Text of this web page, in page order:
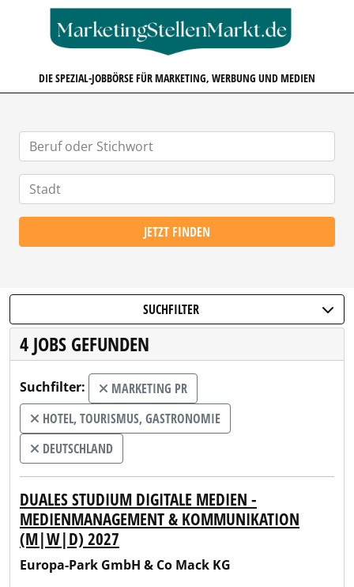
DIE SPEZIAL-JOBBÖRSE FÜR MARKETING, WERBUNG UND MEDIEN
JETZT FINDEN
SUCHFILTER
4 JOBS GEFUNDEN
Suchfilter:
MARKETING PR
HOTEL, TOURISMUS, GASTRONOMIE
DEUTSCHLAND
DUALES STUDIUM DIGITALE MEDIEN -
MEDIENMANAGEMENT & KOMMUNIKATION
(M|W|D) 2027
Europa-Park GmbH & Co Mack KG